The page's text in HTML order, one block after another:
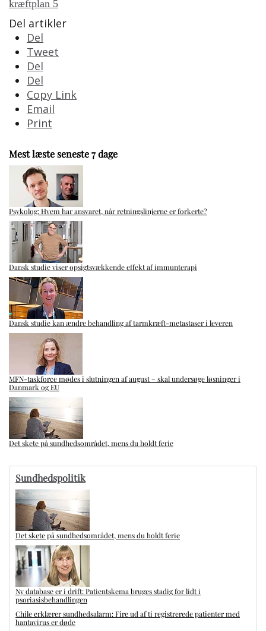
kræftplan 5
Del artikler
Del
Tweet
Del
Del
Copy Link
Email
Print
Mest læste seneste 7 dage
Psykolog: Hvem har ansvaret, når retningslinjerne er forkerte?
Dansk studie viser opsigtsvækkende effekt af immunterapi
Dansk studie kan ændre behandling af tarmkræft-metastaser i leveren
MFN-taskforce mødes i slutningen af august – skal undersøge løsninger i
Danmark og EU
Det skete på sundhedsområdet, mens du holdt ferie
Sundhedspolitik
Det skete på sundhedsområdet, mens du holdt ferie
Ny database er i drift: Patientskema bruges stadig for lidt i
psoriasisbehandlingen
Chile erklærer sundhedsalarm: Fire ud af ti registrerede patienter med
hantavirus er døde